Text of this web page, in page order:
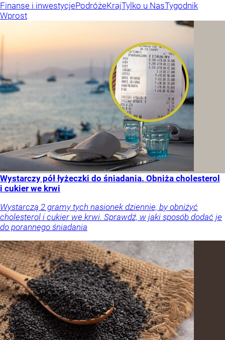
Finanse i inwestycjePodróżeKrajTylko u NasTygodnik
Wprost
Wystarczy pół łyżeczki do śniadania. Obniża cholesterol
i cukier we krwi
Wystarczą 2 gramy tych nasionek dziennie, by obniżyć
cholesterol i cukier we krwi. Sprawdź, w jaki sposób dodać je
do porannego śniadania